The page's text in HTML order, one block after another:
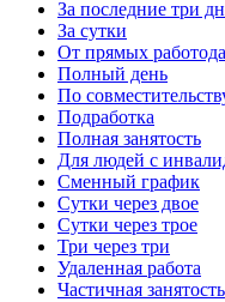
За последние три
За сутки
От прямых
Полный день
По
Подработка
Полная занятость
Для людей с
Сменный график
Сутки через двое
Сутки через трое
Три через три
Удаленная работа
Частичная занятость